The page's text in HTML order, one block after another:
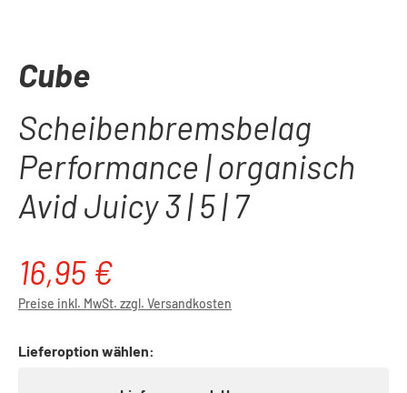
Cube
Scheibenbremsbelag
Performance | organisch
Avid Juicy 3 | 5 | 7
Regulärer Preis:
16,95 €
Preise inkl. MwSt. zzgl. Versandkosten
Lieferoption wählen: